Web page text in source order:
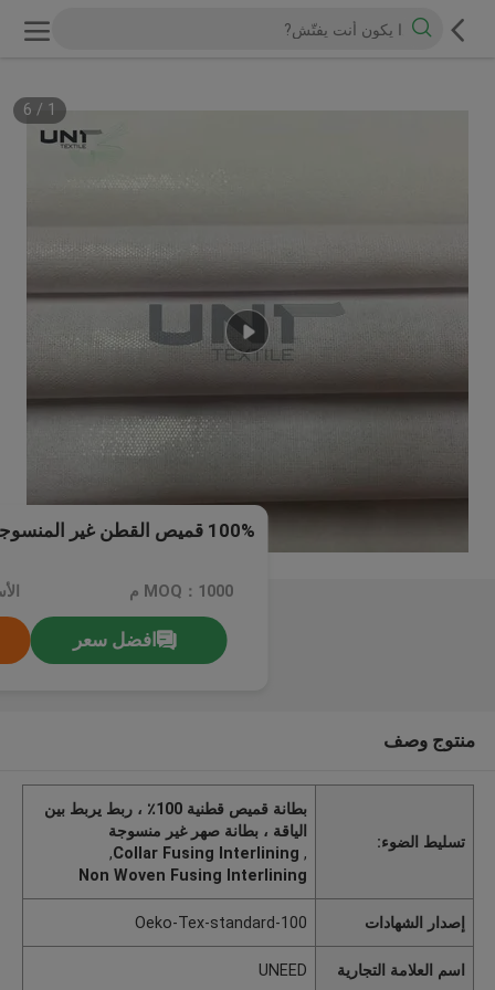
1
/
6
100% قميص القطن غير المنسوجة
MOQ：1000 م
افضل سعر
منتوج وصف
تسليط الضوء:
بطانة قميص قطنية 100٪ ، ربط يربط بين
الياقة ، بطانة صهر غير منسوجة
,
Collar Fusing Interlining
,
Non Woven Fusing Interlining
إصدار الشهادات Oeko-Tex-standard-100
اسم العلامة التجارية UNEED